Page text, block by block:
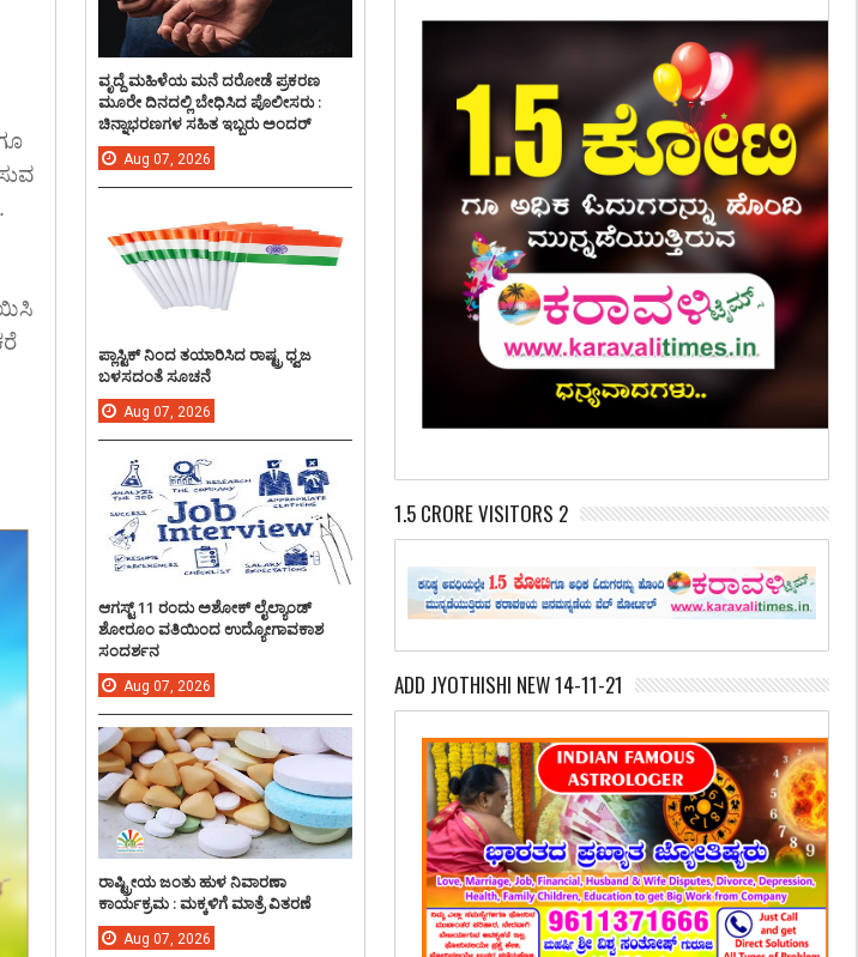
1.5 CRORE VISITORS 2
ADD JYOTHISHI NEW 14-11-21
ವೃದ್ದೆ ಮಹಿಳೆಯ ಮನೆ ದರೋಡೆ ಪ್ರಕರಣ
ಮೂರೇ ದಿನದಲ್ಲಿ ಬೇಧಿಸಿದ ಪೊಲೀಸರು :
ಚಿನ್ನಾಭರಣಗಳ ಸಹಿತ ಇಬ್ಬರು ಅಂದರ್
Aug 07, 2026
ಪ್ಲಾಸ್ಟಿಕ್ ನಿಂದ ತಯಾರಿಸಿದ ರಾಷ್ಟ್ರ ಧ್ವಜ
ಬಳಸದಂತೆ ಸೂಚನೆ
Aug 07, 2026
ಆಗಸ್ಟ್ 11 ರಂದು ಅಶೋಕ್ ಲೈಲ್ಯಾಂಡ್
ಶೋರೂಂ ವತಿಯಿಂದ ಉದ್ಯೋಗಾವಕಾಶ
ಸಂದರ್ಶನ
Aug 07, 2026
ರಾಷ್ಟ್ರೀಯ ಜಂತು ಹುಳ ನಿವಾರಣಾ
ಕಾರ್ಯಕ್ರಮ : ಮಕ್ಕಳಿಗೆ ಮಾತ್ರೆ ವಿತರಣೆ
Aug 07, 2026